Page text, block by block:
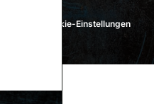
Cookie-Einstellungen